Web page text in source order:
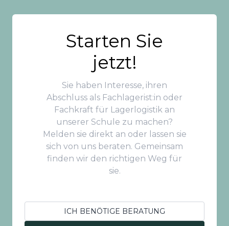
Starten Sie
jetzt!
Sie haben Interesse, ihren
Abschluss als Fachlagerist:in oder
Fachkraft für Lagerlogistik an
unserer Schule zu machen?
Melden sie direkt an oder lassen sie
sich von uns beraten. Gemeinsam
finden wir den richtigen Weg für
sie.
ICH BENÖTIGE BERATUNG